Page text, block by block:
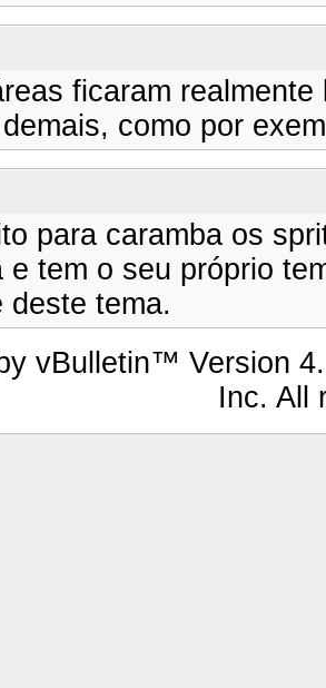
ficaram
como por
para caramba os
e tem o seu próprio
deste tema.
vBulletin™ Version
Inc. All